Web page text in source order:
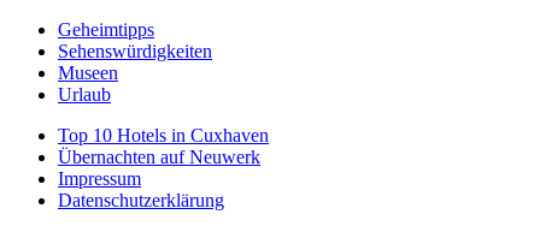
Geheimtipps
Sehenswürdigkeiten
Museen
Urlaub
Top 10 Hotels in Cuxhaven
Übernachten auf Neuwerk
Impressum
Datenschutzerklärung